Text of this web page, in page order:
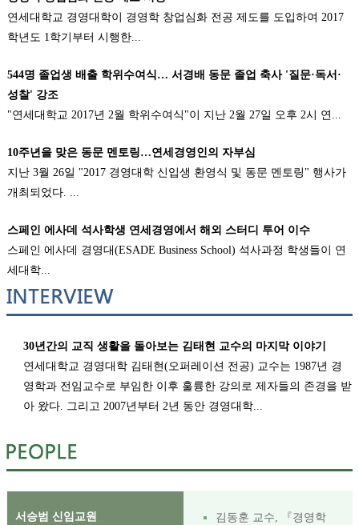
연세대학교 경영대학이 경영학 창업심화 전공 제도를 도입하여 2017
학년도 1학기부터 시행한...
544명 졸업생 배출 학위수여식… 서경배 동문 졸업 축사 '질문·독서·
성찰' 강조
"연세대학교 2017년 2월 학위수여식"이 지난 2월 27일 오후 2시 연...
10주년을 맞은 동문 멘토링…연세경영인의 자부심
지난 3월 26일 "2017 경영대학 신입생 환영식 및 동문 멘토링" 행사가
개최되었다. ...
스페인 에사데 석사학생 연세경영에서 해외 스터디 투어 이수
스페인 에사데 경영대(ESADE Business School) 석사과정 학생들이 연
세대학...
30년간의 교직 생활을 돌아보는 김태현 교수의 마지막 이야기
연세대학교 경영대학 김태현(오퍼레이션 전공) 교수는 1987년 경
영학과 전임교수로 부임한 이후 훌륭한 강의로 제자들의 존경을 받
아 왔다. 그리고 2007년부터 2년 동안 경영대학...
서승범 신임교원
김동훈 교수, 『경영학